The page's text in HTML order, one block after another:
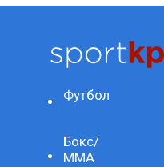
Футбол
Бокс/
ММА